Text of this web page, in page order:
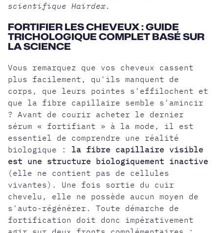
scientifique Hairdex.
FORTIFIER LES CHEVEUX : GUIDE
TRICHOLOGIQUE COMPLET BASÉ SUR
LA SCIENCE
Vous remarquez que vos cheveux cassent
plus facilement, qu'ils manquent de
corps , que leurs pointes s'effilochent et
que la fibre capillaire semble s'amincir
? Avant de courir acheter le dernier
sérum « fortifiant » à la mode, il est
essentiel de comprendre une réalité
biologique : la fibre capillaire visible
est une structure biologiquement inactive
(elle ne contient pas de cellules
vivantes). Une fois sortie du cuir
chevelu, elle ne possède aucun moyen de
s'auto-régénérer. Toute démarche de
fortification doit donc impérativement